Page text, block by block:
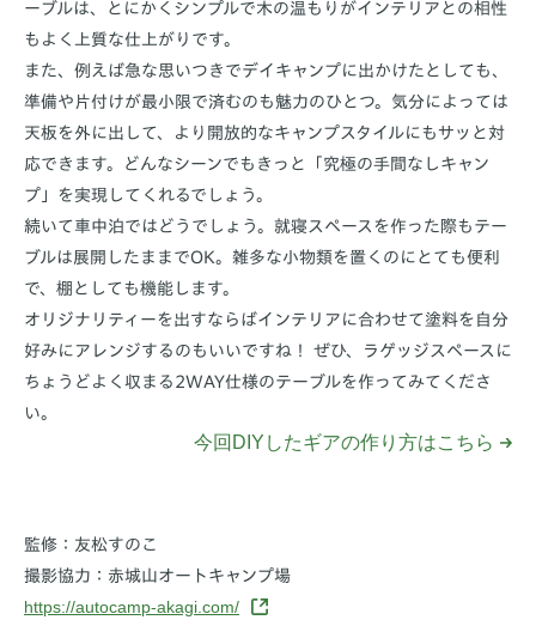
ーブルは、とにかくシンプルで木の温もりがインテリアとの相性
もよく上質な仕上がりです。
また、例えば急な思いつきでデイキャンプに出かけたとしても、
準備や片付けが最小限で済むのも魅力のひとつ。気分によっては
天板を外に出して、より開放的なキャンプスタイルにもサッと対
応できます。どんなシーンでもきっと「究極の手間なしキャン
プ」を実現してくれるでしょう。
続いて車中泊ではどうでしょう。就寝スペースを作った際もテー
ブルは展開したままでOK。雑多な小物類を置くのにとても便利
で、棚としても機能します。
オリジナリティーを出すならばインテリアに合わせて塗料を自分
好みにアレンジするのもいいですね！ ぜひ、ラゲッジスペースに
ちょうどよく収まる2WAY仕様のテーブルを作ってみてくださ
い。
今回DIYしたギアの作り方はこちら
監修：友松すのこ
撮影協力：赤城山オートキャンプ場
https://autocamp-akagi.com/